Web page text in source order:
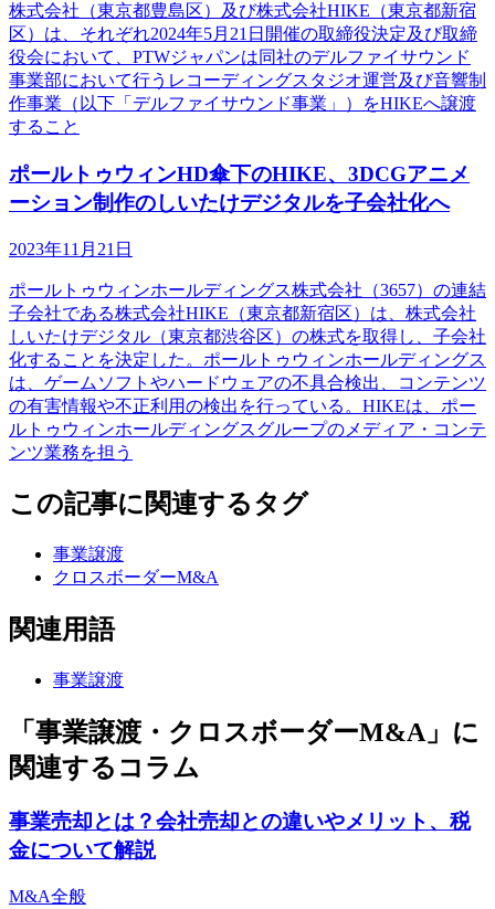
株式会社（東京都豊島区）及び株式会社HIKE（東京都新宿
区）は、それぞれ2024年5月21日開催の取締役決定及び取締
役会において、PTWジャパンは同社のデルファイサウンド
事業部において行うレコーディングスタジオ運営及び音響制
作事業（以下「デルファイサウンド事業」）をHIKEへ譲渡
すること
ポールトゥウィンHD傘下のHIKE、3DCGアニメ
ーション制作のしいたけデジタルを子会社化へ
2023年11月21日
ポールトゥウィンホールディングス株式会社（3657）の連結
子会社である株式会社HIKE（東京都新宿区）は、株式会社
しいたけデジタル（東京都渋谷区）の株式を取得し、子会社
化することを決定した。ポールトゥウィンホールディングス
は、ゲームソフトやハードウェアの不具合検出、コンテンツ
の有害情報や不正利用の検出を行っている。HIKEは、ポー
ルトゥウィンホールディングスグループのメディア・コンテ
ンツ業務を担う
この記事に関連するタグ
事業譲渡
クロスボーダーM&A
関連用語
事業譲渡
「事業譲渡・クロスボーダーM&A」に
関連するコラム
事業売却とは？会社売却との違いやメリット、税
金について解説
M&A全般